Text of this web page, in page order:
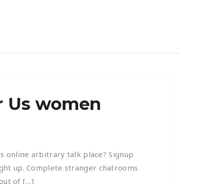
Us women
online arbitrary talk place? Signup
up. Complete stranger chatrooms
of […]